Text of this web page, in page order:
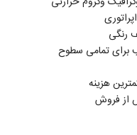
رنگی
برای تمامی سطوح
هزینه